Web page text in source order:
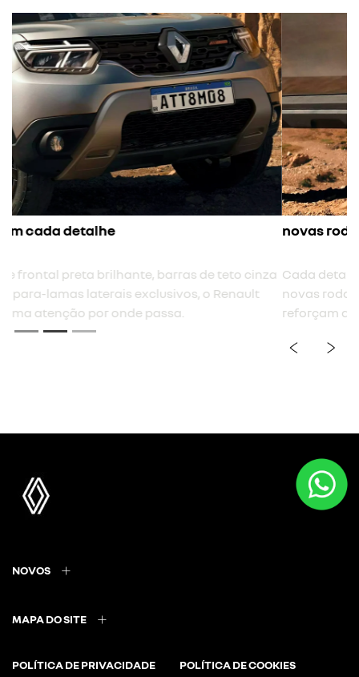
novas rodas tergan
Cada detalhe foi pensado para torná-lo marcante, e
novas rodas Tergan de 17” pretas e antena shark
reforçam ainda mais a imponência do Renault Duster.
NOVOS
MAPA DO SITE
POLÍTICA DE PRIVACIDADE POLÍTICA DE COOKIES